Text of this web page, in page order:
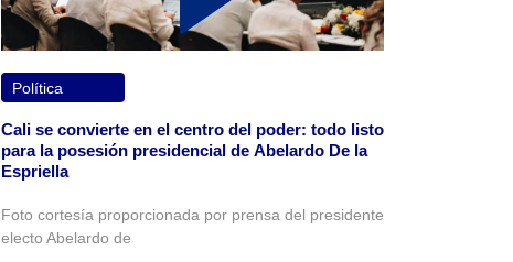
Política
Cali se convierte en el centro del poder: todo listo
para la posesión presidencial de Abelardo De la
Espriella
Foto cortesía proporcionada por prensa del presidente
electo Abelardo de